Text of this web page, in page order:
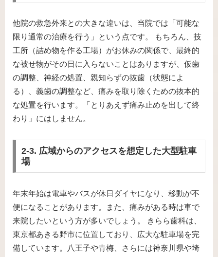
他院の救急外来との大きな違いは、当院では「可能な
限り通常の治療を行う」という点です。 もちろん、技
工所（詰め物を作る工場）がお休みの関係で、最終的
な被せ物がその日に入らないことはありますが、仮歯
の調整、神経の処置、親知らずの抜歯（状態によ
る）、義歯の調整など、痛みを取り除くための抜本的
な処置を行います。「とりあえず痛み止めを出して終
わり」にはしません。
2-3. 広域からのアクセスを想定した大型駐車
場
年末年始は電車やバスが休日ダイヤになり、移動が不
便になることがあります。また、痛みがある時は車で
来院したいという方が多いでしょう。 きらら歯科は、
東京都あきる野市に位置しており、広大な駐車場を完
備しています。八王子や青梅、さらには神奈川県や埼